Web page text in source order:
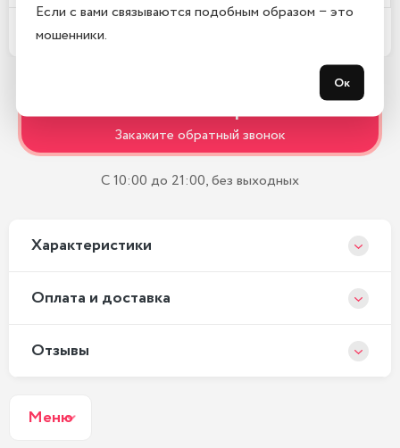
Какой срок гарантии?
Остались вопросы?
Закажите обратный звонок
С 10:00 до 21:00, без выходных
Xарактеристики
Оплата и доставка
Отзывы
Меню
Если с вами связываются подобным образом − это
мошенники.
Ок